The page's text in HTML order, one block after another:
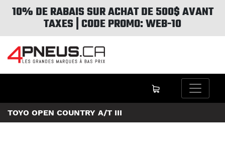
10% DE RABAIS SUR ACHAT DE 500$ AVANT
TAXES | CODE PROMO: WEB-10
TOYO OPEN COUNTRY A/T III